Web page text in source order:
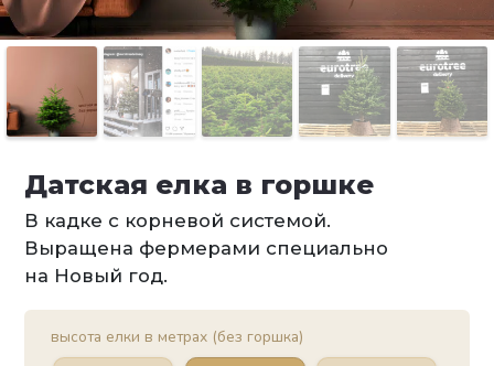
Датская елка в горшке
В кадке с корневой системой.
Выращена фермерами специально
на Новый год.
высота елки в метрах (без горшка)